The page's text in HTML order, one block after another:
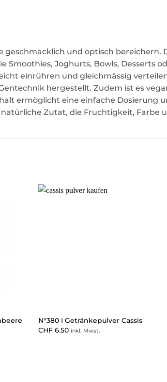
geschmacklich und optisch bereichern.
Smoothies, Joghurts, Bowls, Desserts
einrühren und gleichmässig
hergestellt. Zudem ist es
ermöglicht eine einfache Dosierung
Zutat, die Fruchtigkeit, Farbe
N°380 I Getränkepulver Cassis
CHF6.50 inkl. Mwst.